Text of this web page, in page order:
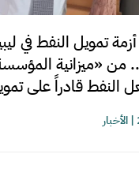
تمويل النفط في
من «ميزانية
النفط قادراً على
|الأخبار